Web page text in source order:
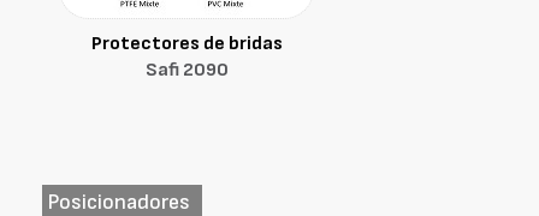
Protectores de bridas
Safi 2090
Posicionadores